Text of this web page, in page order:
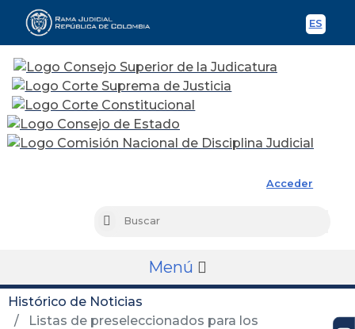
ES
Acceder
Buscar
Menú
Histórico de Noticias
Listas de preseleccionados para los